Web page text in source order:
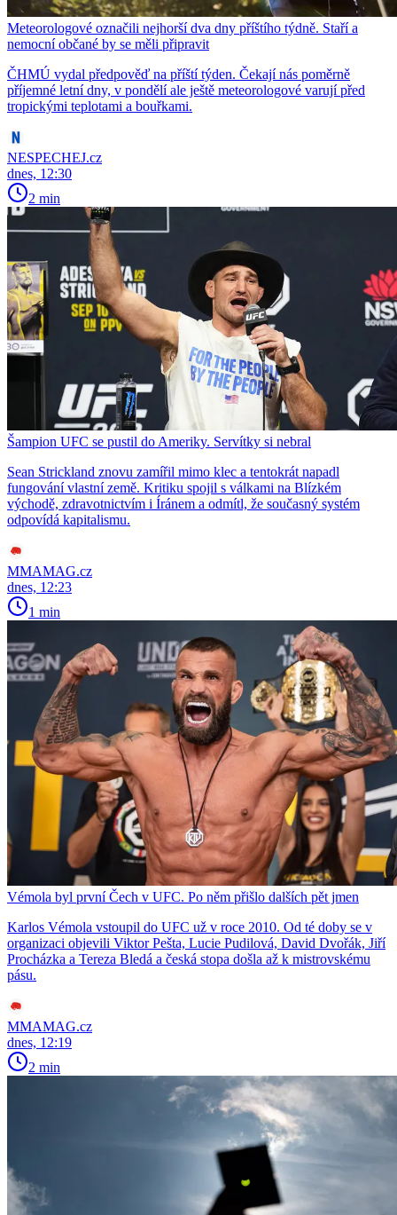
Meteorologové označili nejhorší dva dny příštího týdně. Staří a
nemocní občané by se měli připravit
ČHMÚ vydal předpověď na příští týden. Čekají nás poměrně
příjemné letní dny, v pondělí ale ještě meteorologové varují před
tropickými teplotami a bouřkami.
NESPECHEJ.cz
dnes, 12:30
2 min
Šampion UFC se pustil do Ameriky. Servítky si nebral
Sean Strickland znovu zamířil mimo klec a tentokrát napadl
fungování vlastní země. Kritiku spojil s válkami na Blízkém
východě, zdravotnictvím i Íránem a odmítl, že současný systém
odpovídá kapitalismu.
MMAMAG.cz
dnes, 12:23
1 min
Vémola byl první Čech v UFC. Po něm přišlo dalších pět jmen
Karlos Vémola vstoupil do UFC už v roce 2010. Od té doby se v
organizaci objevili Viktor Pešta, Lucie Pudilová, David Dvořák, Jiří
Procházka a Tereza Bledá a česká stopa došla až k mistrovskému
pásu.
MMAMAG.cz
dnes, 12:19
2 min